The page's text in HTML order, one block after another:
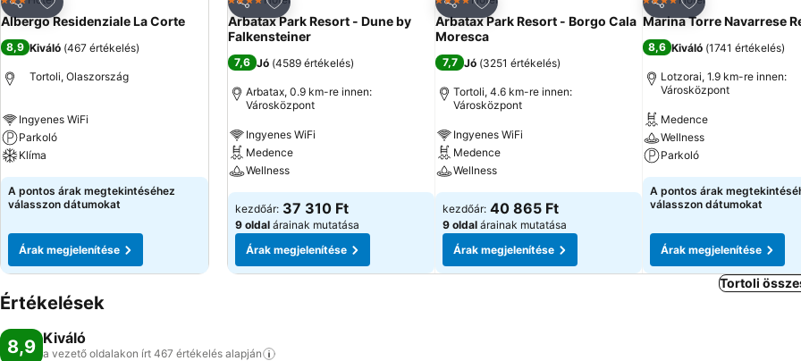
Megosztás
3 Kategória
Albergo Residenziale La Corte
8,9 Kiváló (467 értékelés)
Tortoli, Olaszország
Ingyenes WiFi
Parkoló
Klíma
A pontos árak megtekintéséhez
válasszon dátumokat
Árak megjelenítése
Megosztás
4 Kategória
Arbatax Park Resort - Dune by
Falkensteiner
7,6 Jó (4589 értékelés)
Arbatax, 0.9 km-re innen:
Városközpont
Ingyenes WiFi
Medence
Wellness
kezdőár: 37 310 Ft
9 oldal árainak mutatása
Árak megjelenítése
Megosztás
4 Kategória
Arbatax Park Resort - Borgo Cala
Moresca
7,7 Jó (3251 értékelés)
Tortoli, 4.6 km-re innen:
Városközpont
Ingyenes WiFi
Medence
Wellness
kezdőár: 40 865 Ft
9 oldal árainak mutatása
Árak megjelenítése
Megosztás
4 Kategória
Marina Torre Navarrese
8,6 Kiváló (1741 értékelés)
Lotzorai, 1.9 km-re innen:
Városközpont
Medence
Wellness
Parkoló
A pontos árak
válasszon dátumokat
Árak megjelenítése
Tortoli
Értékelések
8,9 Kiváló
a vezető oldalakon írt 467 értékelés alapján